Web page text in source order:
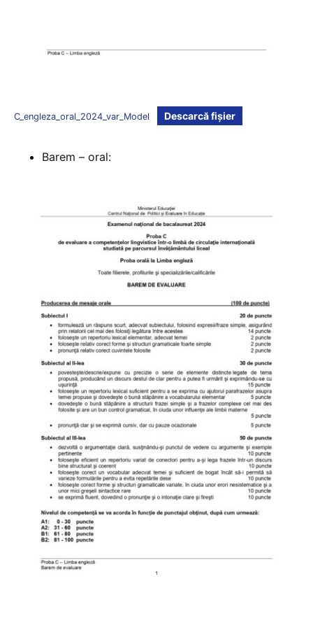
C_engleza_oral_2024_var_Model Descarcă fișier
Barem – oral: